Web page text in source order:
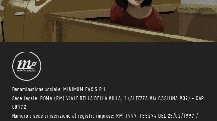
Denominazione sociale: MINIMUM FAX S.R.L.
Sede legale: ROMA (RM) VIALE DELLA BELLA VILLA, 1 (ALTEZZA VIA CASILINA 939) - CAP
00172
Numero e sede di iscrizione al registro imprese: RM-1997-155274 DEL 25/02/1997 /